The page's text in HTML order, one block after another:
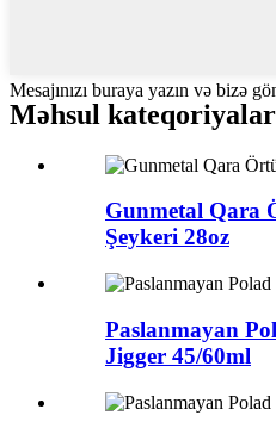
Mesajınızı buraya yazın və bizə
Məhsul
Gunmetal Qara
Şeykeri 28oz
Paslanmayan
Jigger 45/60ml